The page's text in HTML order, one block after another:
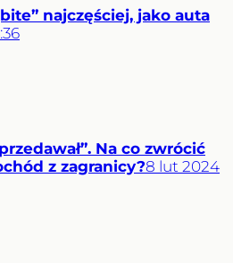
najczęściej, jako auta
Na co zwrócić
z zagranicy?8 lut 2024